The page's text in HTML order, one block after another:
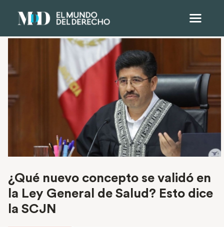
¿Qué nuevo concepto se validó en
la Ley General de Salud? Esto dice
la SCJN